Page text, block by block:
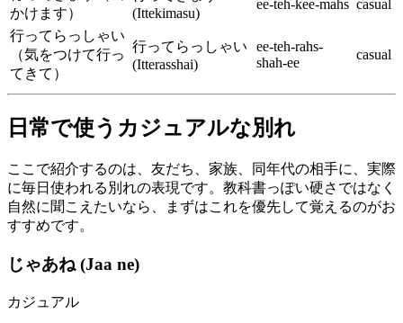
かけます）
(Ittekimasu)
ee-teh-kee-mahs casual
行ってらっしゃい
（気をつけて行っ
てきて）
行ってらっしゃい
(Itterasshai)
ee-teh-rahs-
shah-ee
casual
日常で使うカジュアルな別れ
ここで紹介するのは、友だち、家族、同年代の相手に、実際
に毎日使われる別れの表現です。教科書っぽい硬さではなく
自然に聞こえたいなら、まずはこれを優先して覚えるのがお
すすめです。
じゃあね (Jaa ne)
カジュアル